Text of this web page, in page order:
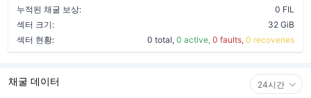
누적된 채굴 보상:
0 FIL
섹터 크기:
32 GiB
섹터 현황:
0 total, 0 active, 0 faults, 0 recoveries
채굴 데이터 24시간